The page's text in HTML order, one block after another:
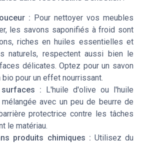
: Pour nettoyer vos meubles
les savons saponifiés à froid sont
riches en huiles essentielles et
naturels, respectent aussi bien le
délicates. Optez pour un savon
bio pour un effet nourrissant.
: L'huile d'olive ou l'huile
avec un peu de beurre de
protectrice contre les tâches
le matériau.
produits chimiques : Utilisez du